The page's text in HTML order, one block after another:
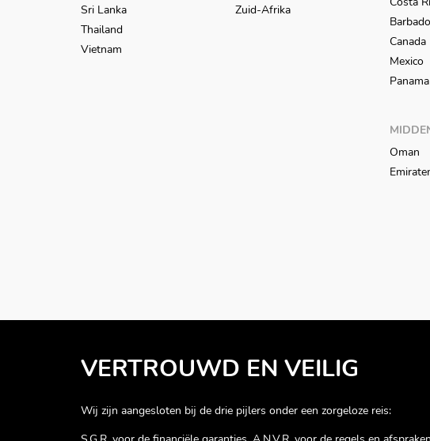
Sri Lanka
Thailand
Vietnam
Zuid-Afrika
Canada
Mexico
Panama
Oman
VERTROUWD EN VEILIG
Wij zijn aangesloten bij de drie pijlers onder een zorgeloze reis: